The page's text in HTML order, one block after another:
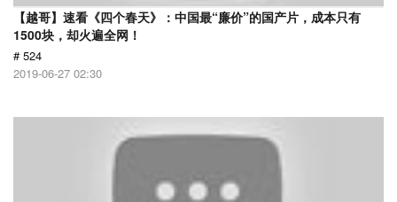
【越哥】速看《四个春天》：中国最“廉价”的国产片，成本只有
1500块，却火遍全网！
# 524
2019-06-27 02:30